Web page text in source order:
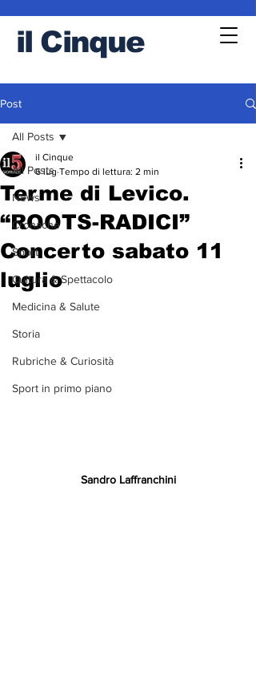
il Cinque
Post
All Posts
News
Cronache
Sport
Cultura & Spettacolo
Medicina & Salute
Storia
Rubriche & Curiosità
Sport in primo piano
All Posts
Terme di Levico.
“ROOTS-RADICI”
Concerto sabato 11
luglio
il Cinque
6 lug Tempo di lettura: 2 min
Sandro Laffranchini